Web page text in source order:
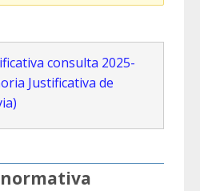
consulta 2025-
Justificativa de